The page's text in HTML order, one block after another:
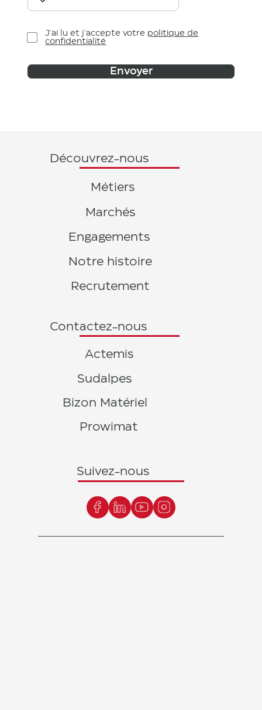
J'ai lu et j'accepte votre politique de
confidentialité
Envoyer
Suivez-nous
Prowimat
Bizon Matériel
Sudalpes
Actemis
Contactez-nous
Recrutement
Notre histoire
Engagements
Marchés
Métiers
Découvrez-nous